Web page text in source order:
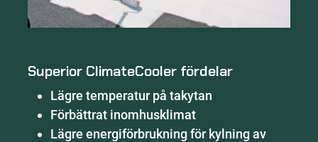
Superior ClimateCooler fördelar
Lägre temperatur på takytan
Förbättrat inomhusklimat
Lägre energiförbrukning för kylning av